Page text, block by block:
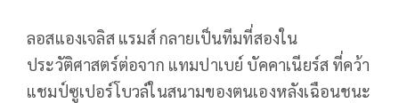
ลอสแองเจลิส แรมส์ กลายเป็นทีมที่สองใน
ประวัติศาสตร์ต่อจาก แทมปาเบย์ บัคคาเนียร์ส ที่คว้า
แชมป์ซูเปอร์โบวล์ในสนามของตนเองหลังเฉือนชนะ